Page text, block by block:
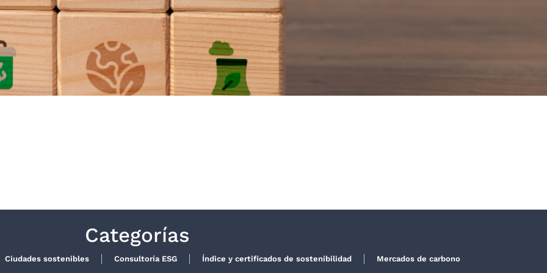
Categorías
Ciudades sostenibles Consultoría ESG Índice y certificados de sostenibilidad Mercados de carbono